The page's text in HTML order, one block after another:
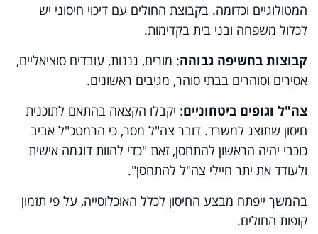
המטולוגיים וכדומה. בקבוצת החולים עם דיכוי חיסוני יש
לכלול משפחה ובני בית בקדימות.
קבוצות בחשיפה גבוהה: מורים, גננות, עובדים סוציאליים,
אסירים וסוהרים בבתי סוהר, מגיבים ראשונים.
צה"ל וגופים ביטחוניים: יקבלו הקצאה בהתאם לתוכנית
חיסון שתוצג למשרד. דובר צה"ל מסר, כי הרמטכ"ל אביב
כוכבי יהיה הראשון להתחסן, זאת "כדי להוות דוגמה אישית
ולעודד את יתר חיילי צה"ל להתחסן".
בהמשך ייפתח מבצע החיסון לכלל האוכלוסייה, על פי תזמון
קופות החולים.